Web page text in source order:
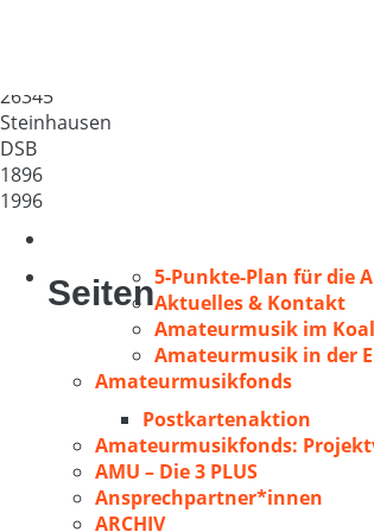
26345
Steinhausen
DSB
1896
1996
Seiten5-Punkte-Plan für die
Aktuelles & Kontakt
Amateurmusik im
Amateurmusik in der
Amateurmusikfonds
Postkartenaktion
Amateurmusikfonds:
AMU – Die 3 PLUS
Ansprechpartner*innen
ARCHIV